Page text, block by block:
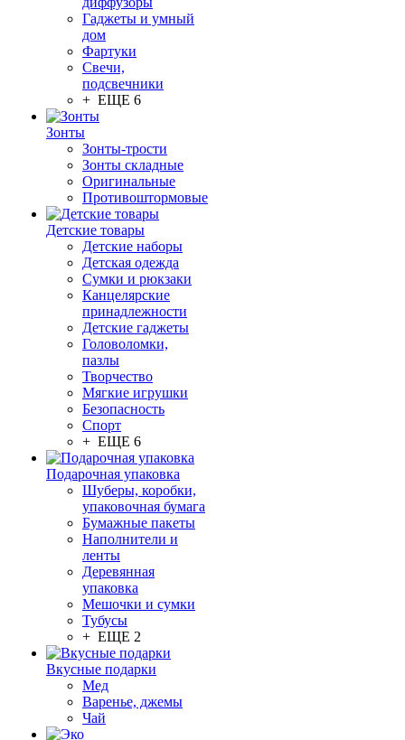
Гаджеты и умный
дом
Фартуки
Свечи,
подсвечники
+ ЕЩЕ 6
Зонты
Зонты-трости
Зонты складные
Оригинальные
Противоштормовые
Детские товары
Детские наборы
Детская одежда
Сумки и рюкзаки
Канцелярские
принадлежности
Детские гаджеты
Головоломки,
пазлы
Творчество
Мягкие игрушки
Безопасность
Спорт
+ ЕЩЕ 6
Подарочная упаковка
Шуберы, коробки,
упаковочная бумага
Бумажные пакеты
Наполнители и
ленты
Деревянная
упаковка
Мешочки и сумки
Тубусы
+ ЕЩЕ 2
Вкусные подарки
Мед
Варенье, джемы
Чай